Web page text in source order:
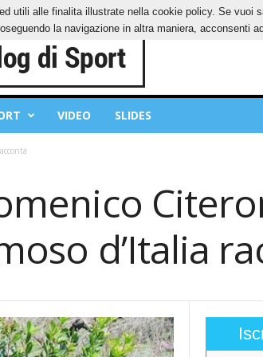
VIDEO SLIDES
d’Italia
alle finalita illustrate nella cookie policy. Se vuoi
la navigazione in altra maniera, acconsenti